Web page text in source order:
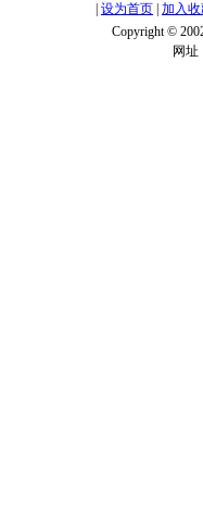
设为首页 加入
Copyright ©
网址